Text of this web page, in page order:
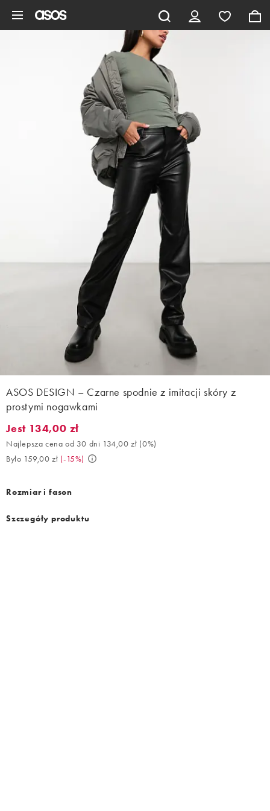
ASOS DESIGN – Czarne spodnie z imitacji skóry z
prostymi nogawkami
Jest 134,00 zł. Najlepsza cena od 30 dni 134,00 zł (0%). Było
Jest 134,00 zł
Najlepsza cena od 30 dni 134,00 zł (0%)
Było 159,00 zł (-15%)
Rozmiar i fason
Szczegóły produktu